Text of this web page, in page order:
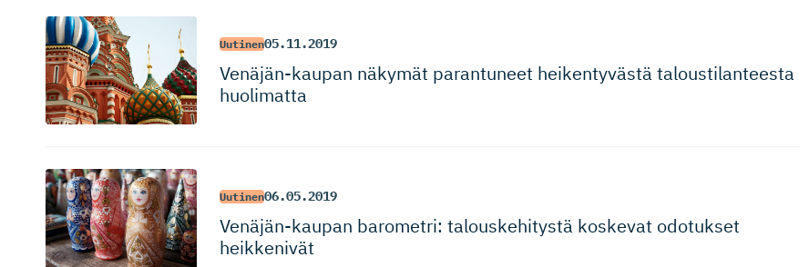
Uutinen05.11.2019
Venäjän-kaupan näkymät parantuneet heikentyvästä taloustilan­teesta
huolimatta
Uutinen06.05.2019
Venäjän-kaupan barometri: talouskehitystä koskevat odotukset
heikkenivät